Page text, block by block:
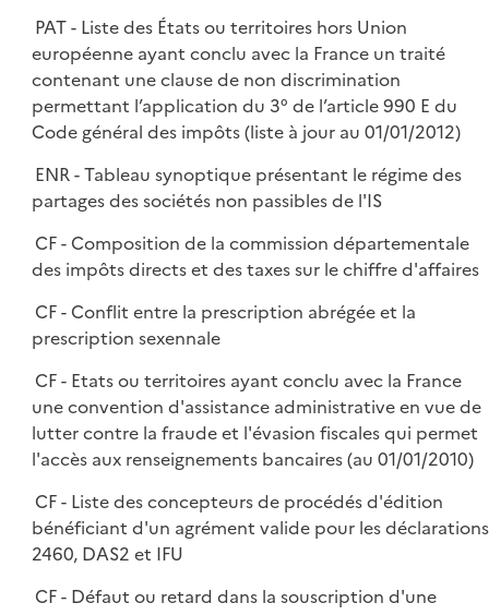
PAT - Liste des États ou territoires hors Union
européenne ayant conclu avec la France un traité
contenant une clause de non discrimination
permettant l’application du 3° de l’article 990 E du
Code général des impôts (liste à jour au 01/01/2012)
ENR - Tableau synoptique présentant le régime des
partages des sociétés non passibles de l'IS
CF - Composition de la commission départementale
des impôts directs et des taxes sur le chiffre d'affaires
CF - Conflit entre la prescription abrégée et la
prescription sexennale
CF - Etats ou territoires ayant conclu avec la France
une convention d'assistance administrative en vue de
lutter contre la fraude et l'évasion fiscales qui permet
l'accès aux renseignements bancaires (au 01/01/2010)
CF - Liste des concepteurs de procédés d'édition
bénéficiant d'un agrément valide pour les déclarations
2460, DAS2 et IFU
CF - Défaut ou retard dans la souscription d'une